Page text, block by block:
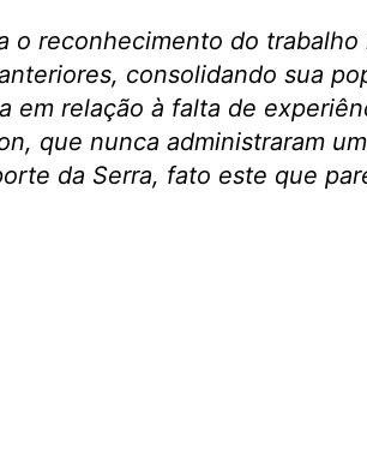
o reconhecimento do
consolidando sua
em relação à falta de
que nunca administraram
da Serra, fato este que